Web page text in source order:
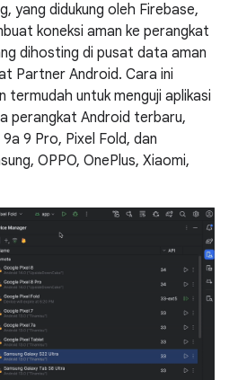
yang didukung oleh Firebase,
koneksi aman ke perangkat
dihosting di pusat data aman
Partner Android. Cara ini
untuk menguji aplikasi
perangkat Android terbaru,
9 Pro, Pixel Fold, dan
OPPO, OnePlus, Xiaomi,